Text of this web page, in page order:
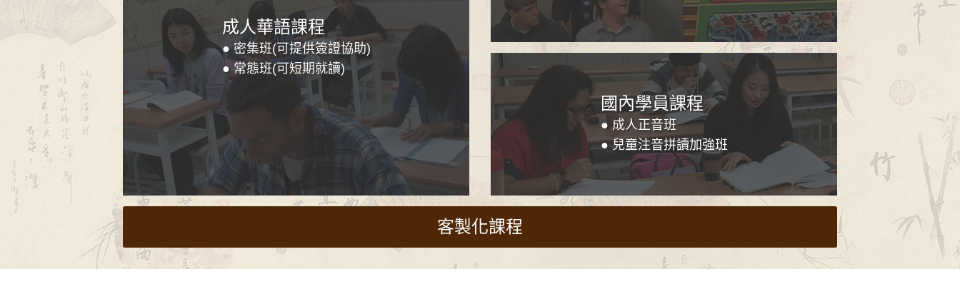
成人華語課程
● 密集班(可提供簽證協助)
● 常態班(可短期就讀)
國內學員課程
● 成人正音班
● 兒童注音拼讀加強班
客製化課程